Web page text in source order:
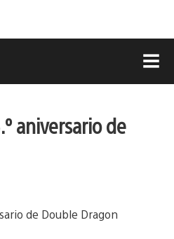
aniversario de